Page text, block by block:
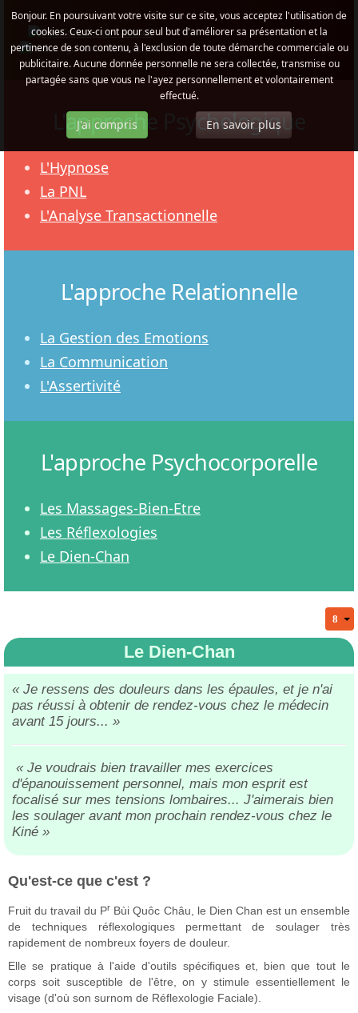
Bonjour. En poursuivant votre visite sur ce site, vous acceptez l'utilisation de
cookies. Ceux-ci ont pour seul but d'améliorer sa présentation et la
pertinence de son contenu, à l'exclusion de toute démarche commerciale ou
publicitaire. Aucune donnée personnelle ne sera collectée, transmise ou
partagée sans que vous ne l'ayez personnellement et volontairement
effectué.
J'ai compris En savoir plus
L'approche Psychologique
L'Hypnose
La PNL
L'Analyse Transactionnelle
L'approche Relationnelle
La Gestion des Emotions
La Communication
L'Assertivité
L'approche Psychocorporelle
Les Massages-Bien-Etre
Les Réflexologies
Le Dien-Chan
Le Dien-Chan
« Je ressens des douleurs dans les épaules, et je n'ai
pas réussi à obtenir de rendez-vous chez le médecin
avant 15 jours... »
« Je voudrais bien travailler mes exercices
d'épanouissement personnel, mais mon esprit est
focalisé sur mes tensions lombaires... J'aimerais bien
les soulager avant mon prochain rendez-vous chez le
Kiné »
Qu'est-ce que c'est ?
Fruit du travail du Pr Bùi Quôc Châu, le Dien Chan est un ensemble
de techniques réflexologiques permettant de soulager très
rapidement de nombreux foyers de douleur.
Elle se pratique à l'aide d'outils spécifiques et, bien que tout le
corps soit susceptible de l'être, on y stimule essentiellement le
visage (d'où son surnom de Réflexologie Faciale).